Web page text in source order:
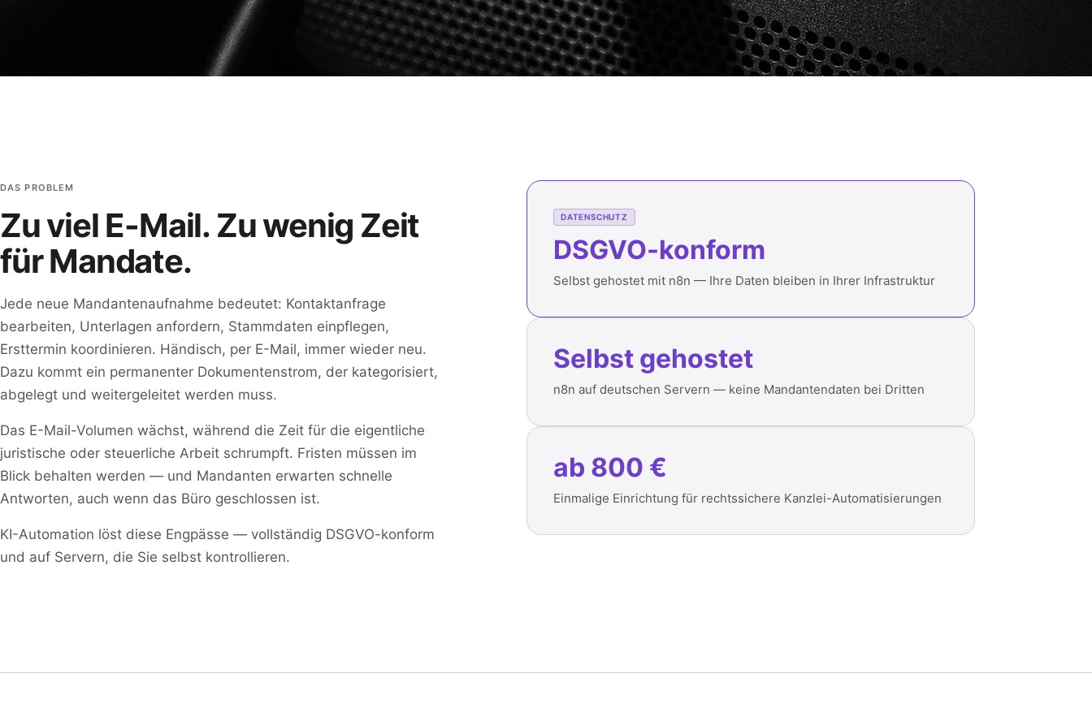
DAS PROBLEM
Zu viel E-Mail. Zu wenig Zeit
für Mandate.
Jede neue Mandantenaufnahme bedeutet: Kontaktanfrage
bearbeiten, Unterlagen anfordern, Stammdaten einpflegen,
Ersttermin koordinieren. Händisch, per E-Mail, immer wieder neu.
Dazu kommt ein permanenter Dokumentenstrom, der kategorisiert,
abgelegt und weitergeleitet werden muss.
Das E-Mail-Volumen wächst, während die Zeit für die eigentliche
juristische oder steuerliche Arbeit schrumpft. Fristen müssen im
Blick behalten werden — und Mandanten erwarten schnelle
Antworten, auch wenn das Büro geschlossen ist.
KI-Automation löst diese Engpässe — vollständig DSGVO-konform
und auf Servern, die Sie selbst kontrollieren.
DATENSCHUTZ
DSGVO-konform
Selbst gehostet mit n8n — Ihre Daten bleiben in Ihrer Infrastruktur
Selbst gehostet
n8n auf deutschen Servern — keine Mandantendaten bei Dritten
ab 800 €
Einmalige Einrichtung für rechtssichere Kanzlei-Automatisierungen